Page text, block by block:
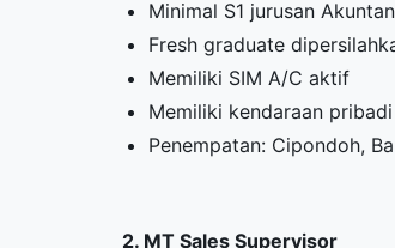
Minimal S1 jurusan
Fresh graduate
Memiliki SIM A/C aktif
Memiliki kendaraan
Penempatan: Cipondoh,
2. MT Sales Supervisor